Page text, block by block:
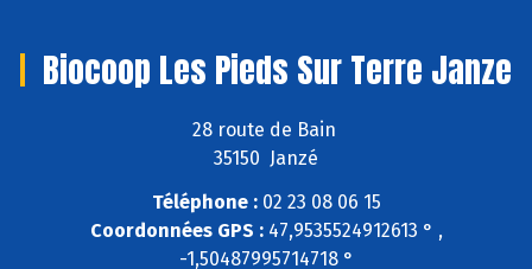
Biocoop Les Pieds Sur Terre Janze
28 route de Bain
35150 Janzé
Téléphone :02 23 08 06 15
Coordonnées GPS :47,9535524912613 ° ,
-1,50487995714718 °